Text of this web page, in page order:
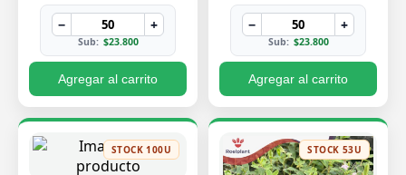
− +
Sub: $23.800
Agregar al carrito
− +
Sub: $23.800
Agregar al carrito
STOCK 100U STOCK 53U